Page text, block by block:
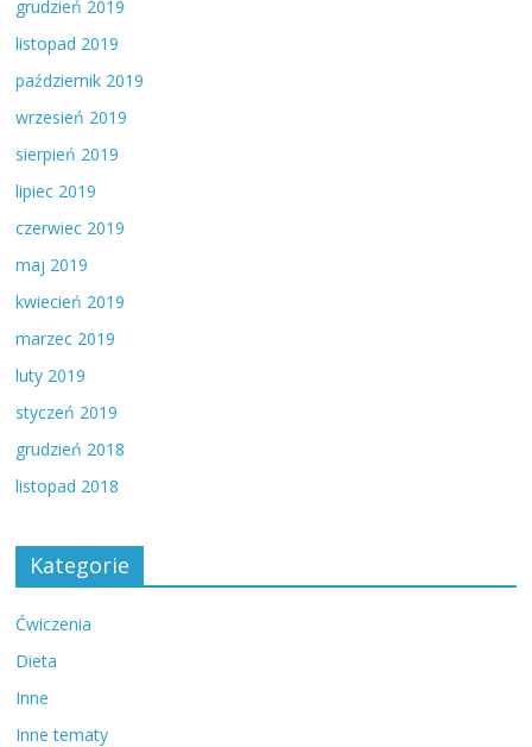
grudzień 2019
listopad 2019
październik 2019
wrzesień 2019
sierpień 2019
lipiec 2019
czerwiec 2019
maj 2019
kwiecień 2019
marzec 2019
luty 2019
styczeń 2019
grudzień 2018
listopad 2018
Kategorie
Ćwiczenia
Dieta
Inne
Inne tematy